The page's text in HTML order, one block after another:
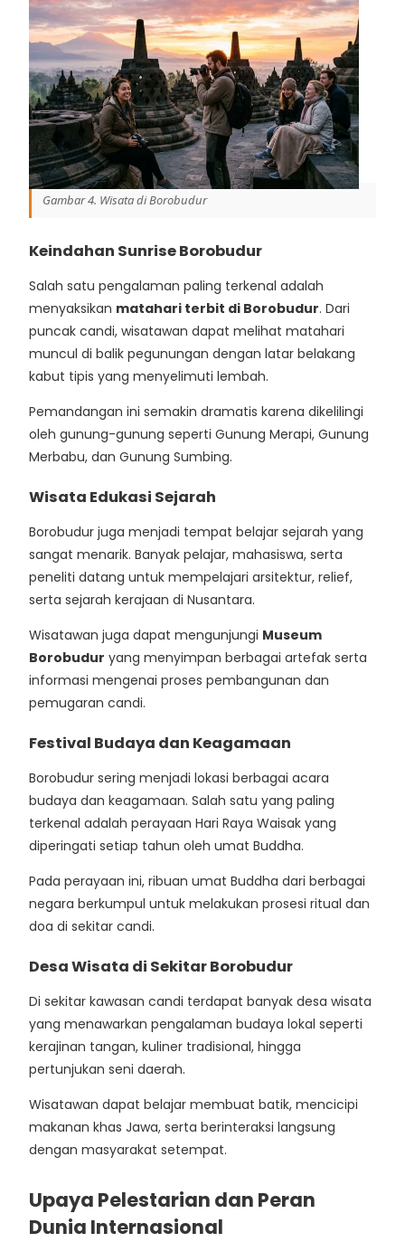
Gambar 4. Wisata di Borobudur
Keindahan Sunrise Borobudur
Salah satu pengalaman paling terkenal adalah
menyaksikan matahari terbit di Borobudur. Dari
puncak candi, wisatawan dapat melihat matahari
muncul di balik pegunungan dengan latar belakang
kabut tipis yang menyelimuti lembah.
Pemandangan ini semakin dramatis karena dikelilingi
oleh gunung-gunung seperti Gunung Merapi, Gunung
Merbabu, dan Gunung Sumbing.
Wisata Edukasi Sejarah
Borobudur juga menjadi tempat belajar sejarah yang
sangat menarik. Banyak pelajar, mahasiswa, serta
peneliti datang untuk mempelajari arsitektur, relief,
serta sejarah kerajaan di Nusantara.
Wisatawan juga dapat mengunjungi Museum
Borobudur yang menyimpan berbagai artefak serta
informasi mengenai proses pembangunan dan
pemugaran candi.
Festival Budaya dan Keagamaan
Borobudur sering menjadi lokasi berbagai acara
budaya dan keagamaan. Salah satu yang paling
terkenal adalah perayaan Hari Raya Waisak yang
diperingati setiap tahun oleh umat Buddha.
Pada perayaan ini, ribuan umat Buddha dari berbagai
negara berkumpul untuk melakukan prosesi ritual dan
doa di sekitar candi.
Desa Wisata di Sekitar Borobudur
Di sekitar kawasan candi terdapat banyak desa wisata
yang menawarkan pengalaman budaya lokal seperti
kerajinan tangan, kuliner tradisional, hingga
pertunjukan seni daerah.
Wisatawan dapat belajar membuat batik, mencicipi
makanan khas Jawa, serta berinteraksi langsung
dengan masyarakat setempat.
Upaya Pelestarian dan Peran
Dunia Internasional